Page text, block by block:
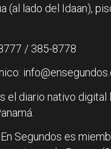
(al lado del Idaan),
/ 385-8778
el diario nativo digital
Segundos es